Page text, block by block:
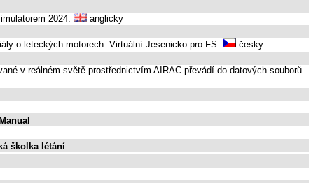
2024.
anglicky
o leteckých motorech. Virtuální Jesenicko pro FS.
česky
v reálném světě prostřednictvím AIRAC převádí do datových souborů
školka létání